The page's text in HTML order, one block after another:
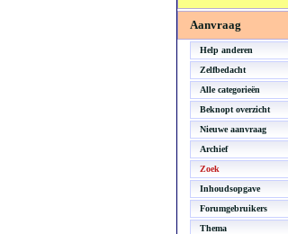
Aanvraag
Help anderen
Zelfbedacht
Alle categorieën
Beknopt overzicht
Nieuwe aanvraag
Archief
Zoek
Inhoudsopgave
Forumgebruikers
Thema